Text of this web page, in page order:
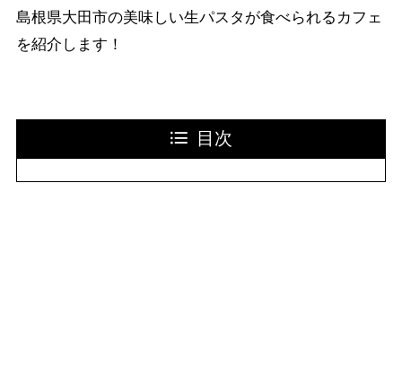
島根県大田市の美味しい生パスタが食べられるカフェ
を紹介します！
目次